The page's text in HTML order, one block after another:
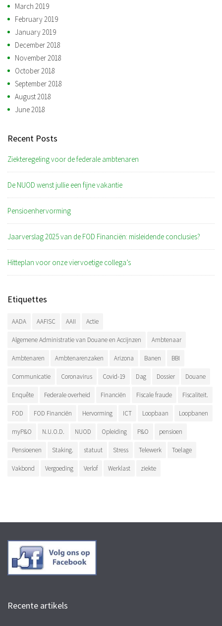
March 2019
February 2019
January 2019
December 2018
November 2018
October 2018
September 2018
August 2018
June 2018
Recent Posts
Ziekteregeling voor de federale ambtenaren
De NUOD wenst jullie een fijne vakantie
Pensioenhervorming
Jaarverslag 2025 van de FOD Financiën: misleidende conclusies?
Hitteplan voor onze viervoetige collega’s
Etiquettes
AADA AAFISC AAII Actie
Algemene Administratie van Douane en Accijnzen Ambtenaar
Ambtenaren Ambtenarenzaken Arizona Banen BBI
Communicatie Coronavirus Covid-19 Dag Dossier Douane
Enquête Federale overheid Financiën Fiscale fraude Fiscaliteit.
FOD FOD Financiën Hervorming ICT Loopbaan Loopbanen
myP&O N.U.O.D. NUOD Opleiding P&O pensioen
Pensioenen Staking. statuut Stress Telewerk Toelage
Vakbond Vergoeding Verlof Werklast ziekte
Recente artikels